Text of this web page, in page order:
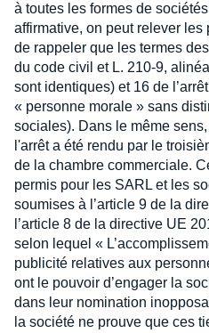
à toutes les formes de
affirmative, on peut relever les
de rappeler que les termes
du code civil et L. 210-9,
sont identiques) et 16 de
« personne morale » sans
sociales). Dans le même
l'arrêt a été rendu par le
de la chambre commerciale.
permis pour les SARL et les
soumises à l’article 9 de la
l’article 8 de la directive UE
selon lequel «
publicité relatives aux
ont le pouvoir d’engager la
dans leur nomination
la société ne prouve que ces